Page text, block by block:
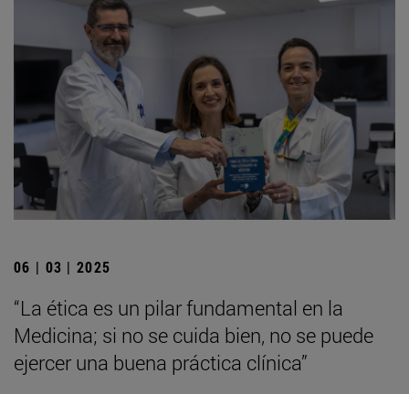
06 | 03 | 2025
“La ética es un pilar fundamental en la
Medicina; si no se cuida bien, no se puede
ejercer una buena práctica clínica”